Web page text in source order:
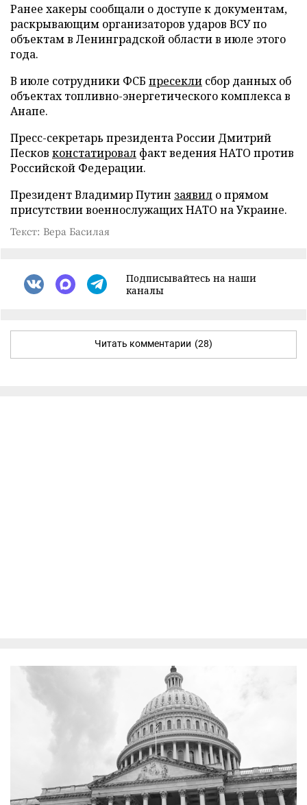
Ранее хакеры сообщали о доступе к документам,
раскрывающим организаторов ударов ВСУ по
объектам в Ленинградской области в июле этого
года.
В июле сотрудники ФСБ пресекли сбор данных об
объектах топливно-энергетического комплекса в
Анапе.
Пресс-секретарь президента России Дмитрий
Песков констатировал факт ведения НАТО против
Российской Федерации.
Президент Владимир Путин заявил о прямом
присутствии военнослужащих НАТО на Украине.
Текст: Вера Басилая
Подписывайтесь на наши
каналы
Читать комментарии (28)